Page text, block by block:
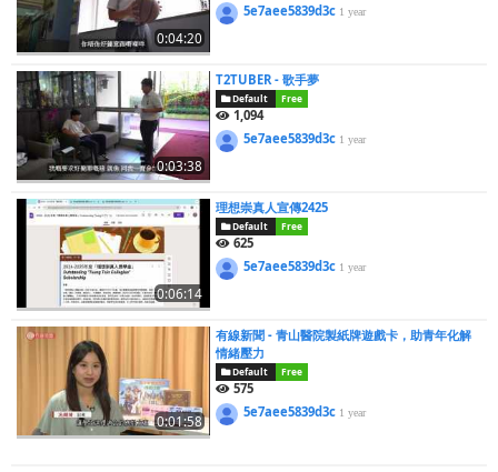
0:04:20
5e7aee5839d3c 1 year
0:03:38
T2TUBER - 歌手夢
Default Free
1,094
5e7aee5839d3c 1 year
0:06:14
理想崇真人宣傳2425
Default Free
625
5e7aee5839d3c 1 year
0:01:58
有線新聞 - 青山醫院製紙牌遊戲卡，助青年化解
情緒壓力
Default Free
575
5e7aee5839d3c 1 year